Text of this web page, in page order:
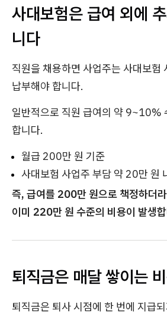
사대보험은 급여 외에
니다
직원을 채용하면 사업주는 사대보험
납부해야 합니다.
일반적으로 직원 급여의 약 9~10%
합니다.
월급 200만 원 기준
사대보험 사업주 부담 약 20만 원
즉, 급여를 200만 원으로 책정하더
이미 220만 원 수준의 비용이 발생
퇴직금은 매달 쌓이는
퇴직금은 퇴사 시점에 한 번에 지급